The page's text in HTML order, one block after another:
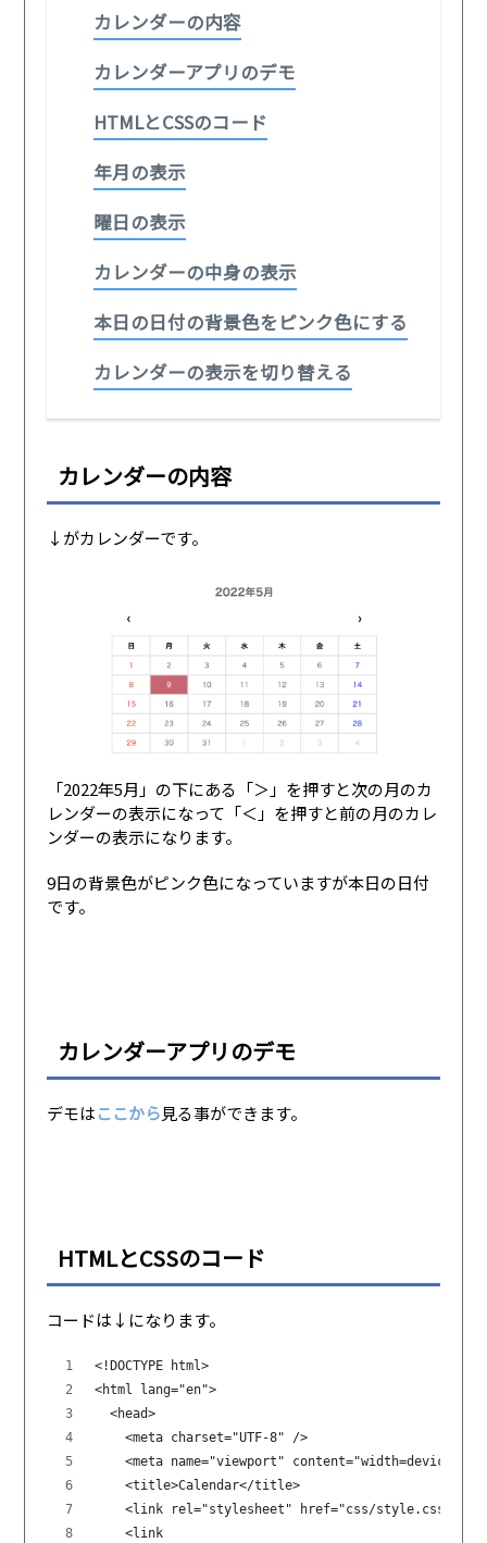
カレンダーの内容
カレンダーアプリのデモ
HTMLとCSSのコード
年月の表示
曜日の表示
カレンダーの中身の表示
本日の日付の背景色をピンク色にする
カレンダーの表示を切り替える
カレンダーの内容
↓がカレンダーです。
「2022年5月」の下にある「＞」を押すと次の月のカ
レンダーの表示になって「＜」を押すと前の月のカレ
ンダーの表示になります。
9日の背景色がピンク色になっていますが本日の日付
です。
カレンダーアプリのデモ
デモはここから見る事ができます。
HTMLとCSSのコード
コードは↓になります。
<!DOCTYPE html>
<html lang="en">
  <head>
    <meta charset="UTF-8" />
<meta name="viewport" content="width=device-
    <title>Calendar</title>
    <link rel="stylesheet" href="css/style.css" />
    <link